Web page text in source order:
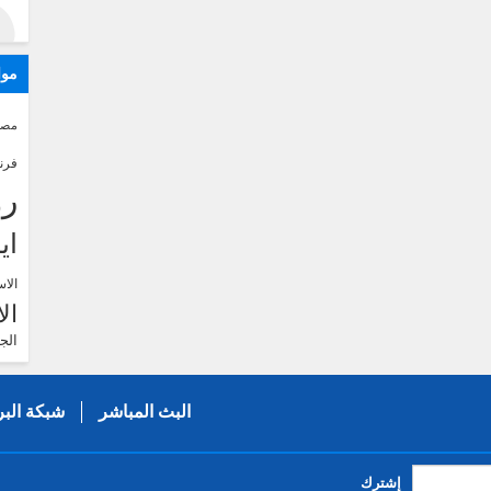
البث المباشر شبكة
إشترك